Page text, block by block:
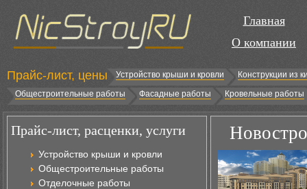
Главная
О компании
Прайс-лист, цены Устройство крыши и кровли
Конструкции из
Общестроительные работы
Фасадные работы Кровельные работы
Прайс-лист, расценки, услуги
Устройство крыши и кровли
Общестроительные работы
Отделочные работы